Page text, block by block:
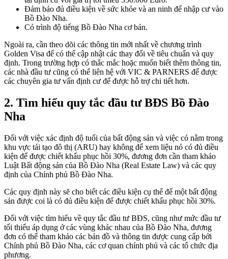
Đảm bảo đủ điều kiện về sức khỏe và an ninh để nhập cư vào
Bồ Đào Nha.
Có trình độ tiếng Bồ Đào Nha cơ bản.
Ngoài ra, cần theo dõi các thông tin mới nhất về chương trình
Golden Visa để có thể cập nhật các thay đổi về tiêu chuẩn và quy
định. Trong trường hợp có thắc mắc hoặc muốn biết thêm thông tin,
các nhà đầu tư cũng có thể liên hệ với VIC & PARNERS để được
các chuyên gia tư vấn định cư để được hỗ trợ chi tiết hơn.
2. Tìm hiểu quy tắc đầu tư BĐS Bồ Đào
Nha
Đối với việc xác định độ tuổi của bất động sản và việc có nằm trong
khu vực tái tạo đô thị (ARU) hay không để xem liệu nó có đủ điều
kiện để được chiết khấu phục hồi 30%, đương đơn cần tham khảo
Luật Bất động sản của Bồ Đào Nha (Real Estate Law) và các quy
định của Chính phủ Bồ Đào Nha.
Các quy định này sẽ cho biết các điều kiện cụ thể để một bất động
sản được coi là có đủ điều kiện để được chiết khấu phục hồi 30%.
Đối với việc tìm hiểu về quy tắc đầu tư BĐS, cũng như mức đầu tư
tối thiểu áp dụng ở các vùng khác nhau của Bồ Đào Nha, đương
đơn có thể tham khảo các bản đồ và thông tin được cung cấp bởi
Chính phủ Bồ Đào Nha, các cơ quan chính phủ và các tổ chức địa
phương.